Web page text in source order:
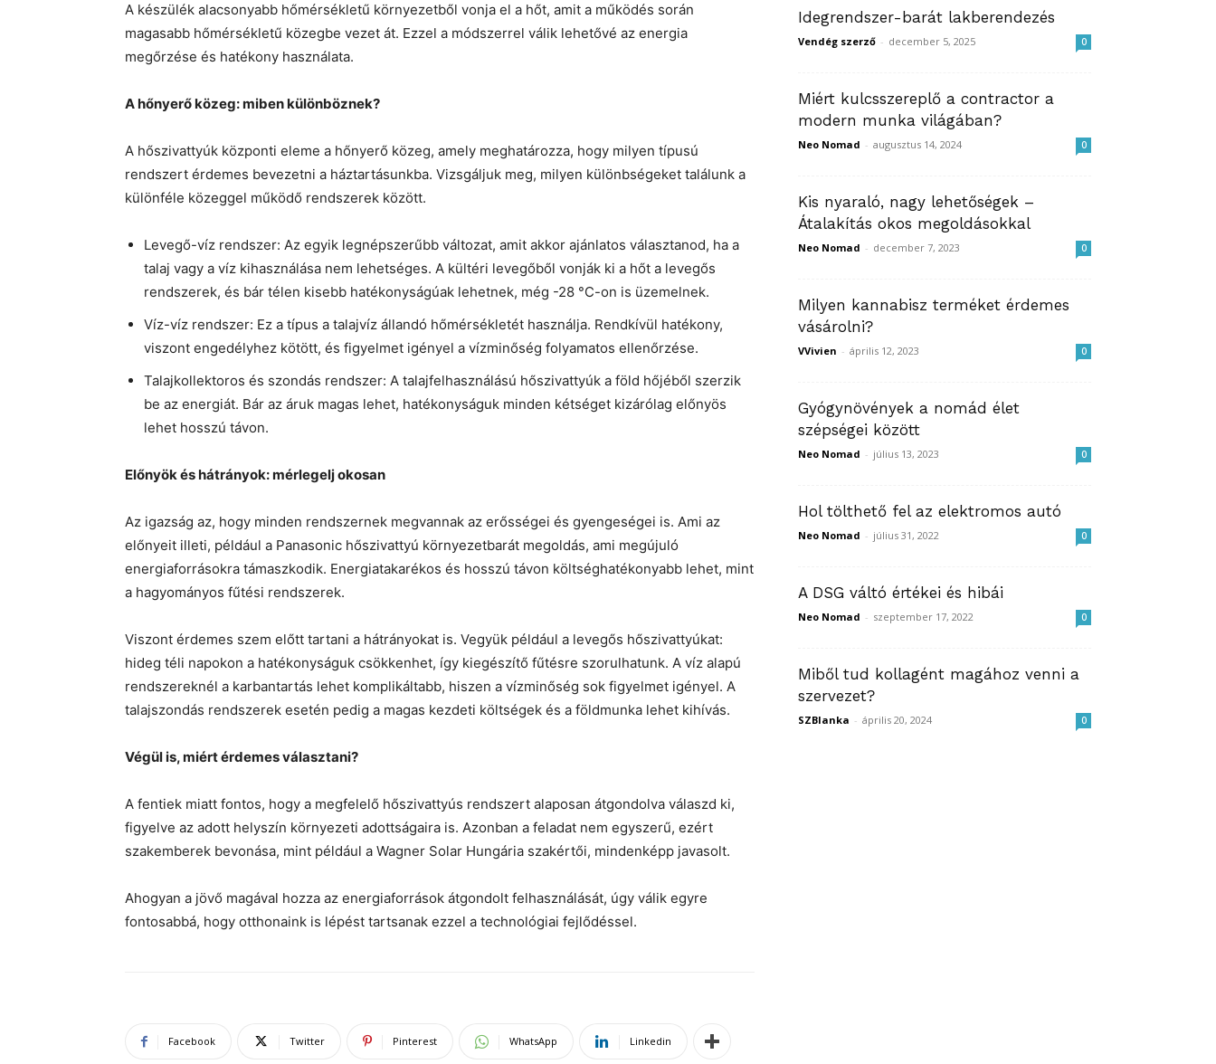
A készülék alacsonyabb hőmérsékletű környezetből vonja el a hőt, amit a működés során
magasabb hőmérsékletű közegbe vezet át. Ezzel a módszerrel válik lehetővé az energia
megőrzése és hatékony használata.
A hőnyerő közeg: miben különböznek?
A hőszivattyúk központi eleme a hőnyerő közeg, amely meghatározza, hogy milyen típusú
rendszert érdemes bevezetni a háztartásunkba. Vizsgáljuk meg, milyen különbségeket találunk a
különféle közeggel működő rendszerek között.
Levegő-víz rendszer: Az egyik legnépszerűbb változat, amit akkor ajánlatos választanod, ha a
talaj vagy a víz kihasználása nem lehetséges. A kültéri levegőből vonják ki a hőt a levegős
rendszerek, és bár télen kisebb hatékonyságúak lehetnek, még -28 °C-on is üzemelnek.
Víz-víz rendszer: Ez a típus a talajvíz állandó hőmérsékletét használja. Rendkívül hatékony,
viszont engedélyhez kötött, és figyelmet igényel a vízminőség folyamatos ellenőrzése.
Talajkollektoros és szondás rendszer: A talajfelhasználású hőszivattyúk a föld hőjéből szerzik
be az energiát. Bár az áruk magas lehet, hatékonyságuk minden kétséget kizárólag előnyös
lehet hosszú távon.
Előnyök és hátrányok: mérlegelj okosan
Az igazság az, hogy minden rendszernek megvannak az erősségei és gyengeségei is. Ami az
előnyeit illeti, például a Panasonic hőszivattyú környezetbarát megoldás, ami megújuló
energiaforrásokra támaszkodik. Energiatakarékos és hosszú távon költséghatékonyabb lehet, mint
a hagyományos fűtési rendszerek.
Viszont érdemes szem előtt tartani a hátrányokat is. Vegyük például a levegős hőszivattyúkat:
hideg téli napokon a hatékonyságuk csökkenhet, így kiegészítő fűtésre szorulhatunk. A víz alapú
rendszereknél a karbantartás lehet komplikáltabb, hiszen a vízminőség sok figyelmet igényel. A
talajszondás rendszerek esetén pedig a magas kezdeti költségek és a földmunka lehet kihívás.
Végül is, miért érdemes választani?
A fentiek miatt fontos, hogy a megfelelő hőszivattyús rendszert alaposan átgondolva válaszd ki,
figyelve az adott helyszín környezeti adottságaira is. Azonban a feladat nem egyszerű, ezért
szakemberek bevonása, mint például a Wagner Solar Hungária szakértői, mindenképp javasolt.
Ahogyan a jövő magával hozza az energiaforrások átgondolt felhasználását, úgy válik egyre
fontosabbá, hogy otthonaink is lépést tartsanak ezzel a technológiai fejlődéssel.
Facebook Twitter Pinterest WhatsApp Linkedin
Idegrendszer-barát lakberendezés
Vendég szerző - december 5, 2025 0
Miért kulcsszereplő a contractor a
modern munka világában?
Neo Nomad - augusztus 14, 2024 0
Kis nyaraló, nagy lehetőségek –
Átalakítás okos megoldásokkal
Neo Nomad - december 7, 2023 0
Milyen kannabisz terméket érdemes
vásárolni?
VVivien - április 12, 2023 0
Gyógynövények a nomád élet
szépségei között
Neo Nomad - július 13, 2023 0
Hol tölthető fel az elektromos autó
Neo Nomad - július 31, 2022 0
A DSG váltó értékei és hibái
Neo Nomad - szeptember 17, 2022 0
Miből tud kollagént magához venni a
szervezet?
SZBlanka - április 20, 2024 0